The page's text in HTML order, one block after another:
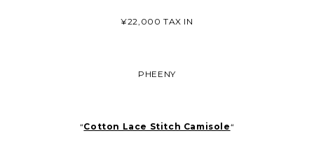
¥22,000 TAX IN
PHEENY
“Cotton Lace Stitch Camisole“